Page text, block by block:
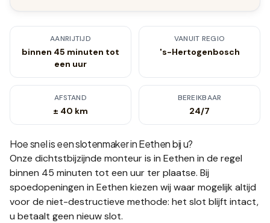
AANRIJTIJD
binnen 45 minuten tot
een uur
VANUIT REGIO
's-Hertogenbosch
AFSTAND
± 40 km
BEREIKBAAR
24/7
Hoe snel is een slotenmaker inEethenbij u?
Onze dichtstbijzijnde monteur is in Eethen in de regel
binnen 45 minuten tot een uur ter plaatse. Bij
spoedopeningen in Eethen kiezen wij waar mogelijk altijd
voor de niet-destructieve methode: het slot blijft intact,
u betaalt geen nieuw slot.